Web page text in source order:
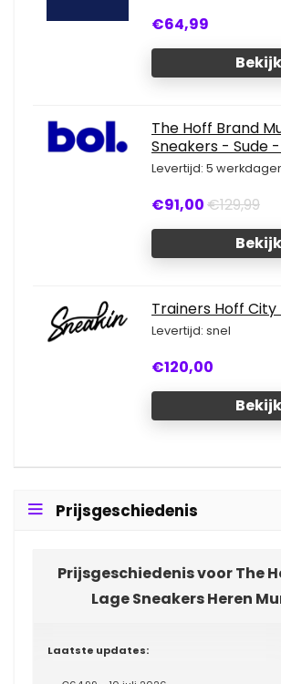
€64,99
The Hoff Brand
Sneakers - Sude
Levertijd: 5
€91,00€129,99
Trainers Hoff City
Levertijd: snel
€120,00
Prijsgeschiedenis
Prijsgeschiedenis voor The
Lage Sneakers Heren
Laatste updates: